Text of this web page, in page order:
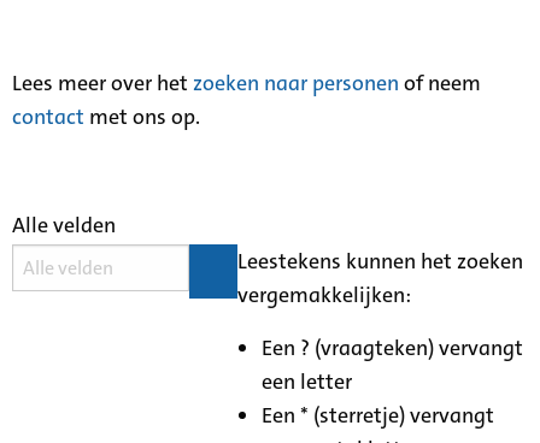
Lees meer over het zoeken naar personen of neem
contact met ons op.
Alle velden
Leestekens kunnen het zoeken
vergemakkelijken:
Een ? (vraagteken) vervangt
een letter
Een * (sterretje) vervangt